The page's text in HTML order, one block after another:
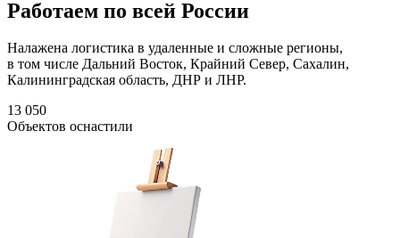
Работаем по всей России
Налажена логистика в удаленные и сложные регионы,
в том числе Дальний Восток, Крайний Север, Сахалин,
Калининградская область, ДНР и ЛНР.
13 050
Объектов оснастили